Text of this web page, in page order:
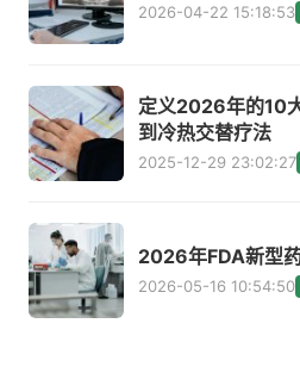
2026-04-22 15:18:53
定义2026年的10
到冷热交替疗法
2025-12-29 23:02:27
2026年FDA新型
2026-05-16 10:54:50